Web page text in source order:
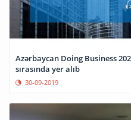
Azərbaycan Doing Business
sırasında yer alıb
30-09-2019